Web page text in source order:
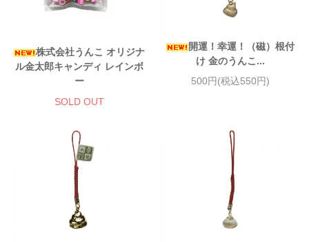
株式会社うんこ オリジナ
ル金太郎キャンディ レインボ
ー
SOLD OUT
開運！幸運！（磁）根付
け 金のうんこ...
500円(税込550円)